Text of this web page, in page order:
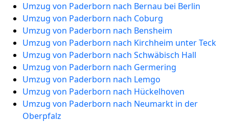
Umzug von Paderborn nach Bernau bei Berlin
Umzug von Paderborn nach Coburg
Umzug von Paderborn nach Bensheim
Umzug von Paderborn nach Kirchheim unter Teck
Umzug von Paderborn nach Schwäbisch Hall
Umzug von Paderborn nach Germering
Umzug von Paderborn nach Lemgo
Umzug von Paderborn nach Hückelhoven
Umzug von Paderborn nach Neumarkt in der
Oberpfalz